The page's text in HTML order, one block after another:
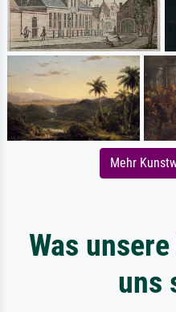
Mehr
Was
uns